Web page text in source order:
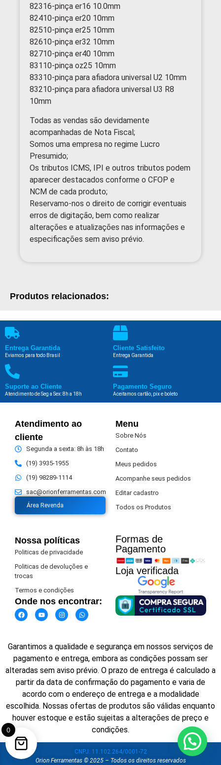
82316-pinça er16 10.0mm
82410-pinça er20 10mm
82510-pinça er25 10mm
82610-pinça er32 10mm
82710-pinça er40 10mm
83110-pinça oz25 10mm
83310-pinça para afiadora universal U2 10mm
83210-pinça para afiadora universal U3 R8
10mm
Todas as vendas são devidamente
acompanhadas de Nota Fiscal;
Somos uma empresa no regime Lucro
Presumido;
Os tributos ICMS, IPI e outros tributos podem
aparecer destacados conforme o CFOP e
NCM de cada produto;
Reservamo-nos o direito de corrigir eventuais
erros de digitação, bem como realizar
alterações e atualizações nas informações e
especificações sem aviso prévio.
Produtos relacionados:
Entrega Garantida
Eviamos para todo Brasil
Cliente Satisfeito
Entrega Garantida
Suporte ao Cliente
Atendimento de Seg a Sex: 8h a 18h
Pagamento Seguro
Aceitamos cartão, pix e boleto
Atendimento ao
cliente
Segunda a sexta: 8h às 18h
(19) 3935-1955
(19) 98289-1114
sac@orionferramentas.com
Área Revenda
Menu
Sobre Nós
Contato
Meus pedidos
Acompanhe seus pedidos
Editar cadastro
Todos os Produtos
Nossa políticas
Politicas de privacidade
Politicas de devoluções e
trocas
Termos e condições
Onde nos encontrar:
Formas de
Pagamento​
Loja verificada
Garantimos a qualidade e segurança em nossos serviços de
pagamento e entrega, embora as condições possam ser
alteradas sem aviso prévio. O prazo de entrega é calculado a
partir da data de confirmação do pagamento e varia de
acordo com o endereço de entrega e a modalidade
escolhida. Nossas ofertas de produtos são válidas enquanto
houver estoque e estão sujeitas a alterações de preço e
condições.
CNPJ: 11.102.264/0001-72
Orion Ferramentas © 2025 – Todos os direitos reservados
0
Precisa de ajuda?